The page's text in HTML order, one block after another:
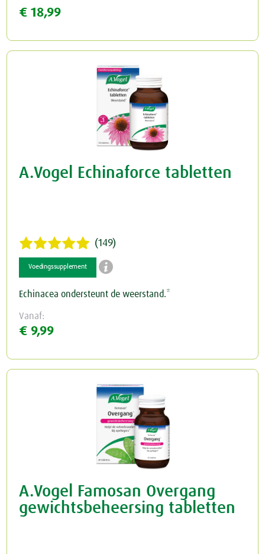
€ 18,99
A.Vogel Echinaforce tabletten
(149)
Voedingssupplement 
Echinacea ondersteunt de weerstand.*
Vanaf:
€ 9,99
A.Vogel Famosan Overgang
gewichtsbeheersing tabletten